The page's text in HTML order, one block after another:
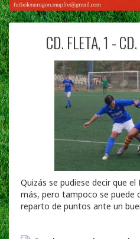
CD. FLETA, 1 -
Quizás se pudiese decir que
más, pero tampoco se puede
reparto de puntos ante un